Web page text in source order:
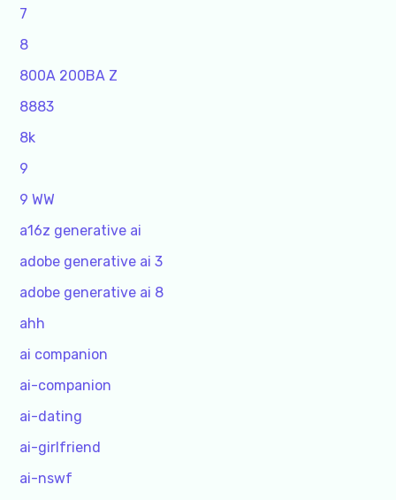
7
8
800A 200BA Z
8883
8k
9
9 WW
a16z generative ai
adobe generative ai 3
adobe generative ai 8
ahh
ai companion
ai-companion
ai-dating
ai-girlfriend
ai-nswf